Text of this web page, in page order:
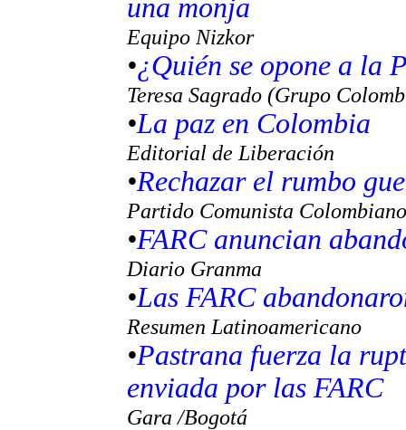
una monja
Equipo Nizkor
•¿Quién se opone a la
Teresa Sagrado (Grupo
•La paz en Colombia
Editorial de Liberación
•Rechazar el rumbo
Partido Comunista Colombiano
•FARC anuncian
Diario Granma
•Las FARC
Resumen Latinoamericano
•Pastrana fuerza la
enviada por las FARC
Gara /Bogotá